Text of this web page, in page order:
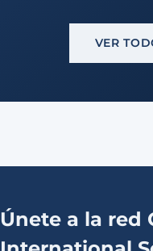
VER
Únete a la red